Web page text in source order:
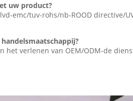
uw product?
emc/tuv-rohs/nb-ROOD directive/UV
het verlenen van OEM/ODM-de